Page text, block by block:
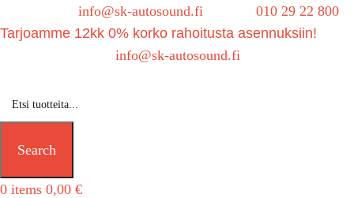
info@sk-autosound.fi
010 29 22 800
Tarjoamme 12kk 0% korko rahoitusta asennuksiin!
info@sk-autosound.fi
Search
0 items 0,00 €